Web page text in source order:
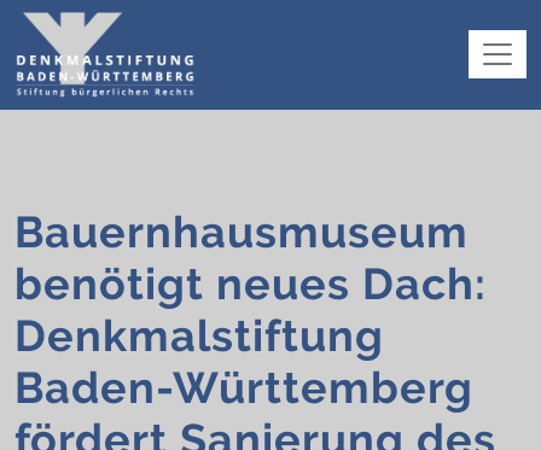
Bauernhausmuseum
benötigt neues Dach:
Denkmalstiftung
Baden-Württemberg
fördert Sanierung des